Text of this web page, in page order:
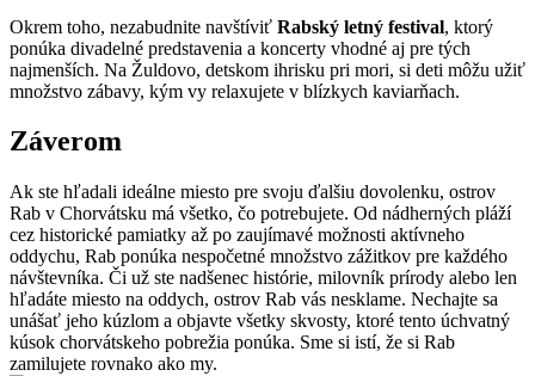
Okrem toho, nezabudnite navštíviť Rabský letný festival, ktorý
ponúka divadelné predstavenia a koncerty vhodné aj pre tých
najmenších. Na Žuldovo, detskom ihrisku pri mori, si deti môžu užiť
množstvo zábavy, kým vy relaxujete v blízkych kaviarňach.
Záverom
Ak ste hľadali ideálne miesto pre svoju ďalšiu dovolenku, ostrov
Rab v Chorvátsku má všetko, čo potrebujete. Od nádherných pláží
cez historické pamiatky až po zaujímavé možnosti aktívneho
oddychu, Rab ponúka nespočetné množstvo zážitkov pre každého
návštevníka. Či už ste nadšenec histórie, milovník prírody alebo len
hľadáte miesto na oddych, ostrov Rab vás nesklame. Nechajte sa
unášať jeho kúzlom a objavte všetky skvosty, ktoré tento úchvatný
kúsok chorvátskeho pobrežia ponúka. Sme si istí, že si Rab
zamilujete rovnako ako my.